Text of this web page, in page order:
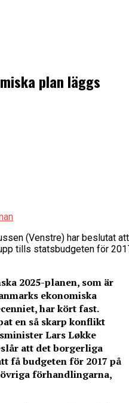
plan läggs
(Venstre) har beslutat
tills statsbudgeten för
2025-planen, som är
ekonomiska
har kört fast.
en så skarp konflikt
Lars Løkke
att det borgerliga
få budgeten för 2017 på
förhandlingarna,